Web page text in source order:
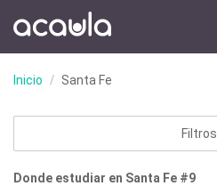
Inicio Santa Fe
Filtros
Donde estudiar en Santa Fe #9